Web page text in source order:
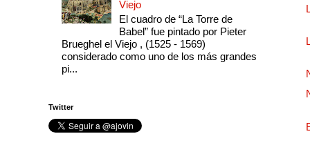
Viejo
El cuadro de “La Torre de
Babel” fue pintado por Pieter
Brueghel el Viejo , (1525 - 1569)
considerado como uno de los más grandes
pi...
Twitter